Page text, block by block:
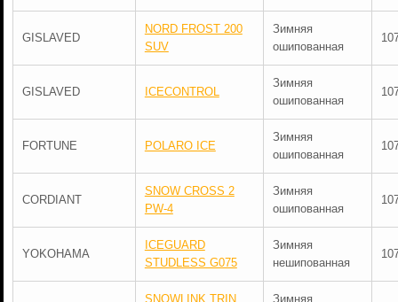
GISLAVED
NORD FROST 200
SUV
Зимняя
ошипованная
GISLAVED ICECONTROL
Зимняя
ошипованная
FORTUNE POLARO ICE
Зимняя
ошипованная
CORDIANT
SNOW CROSS 2
PW-4
Зимняя
ошипованная
YOKOHAMA
ICEGUARD
STUDLESS G075
Зимняя
нешипованная
SNOWLINK TRIN Зимняя